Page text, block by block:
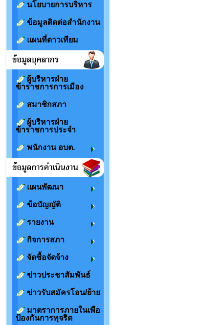
นโยบายการบริหาร
ข้อมูลติดต่อสำนักงาน
แผนที่ดาวเทียม
ผู้บริหารฝ่าย
ข้าราชการการเมือง
สมาชิกสภา
ผู้บริหารฝ่าย
ข้าราชการประจำ
พนักงาน อบต.
แผนพัฒนา
ข้อบัญญัติ
รายงาน
กิจการสภา
จัดซื้อจัดจ้าง
ข่าวประชาสัมพันธ์
ข่าวรับสมัครโอน/ย้าย
มาตราการภายในเพือ
ป้องกันการทุจริต